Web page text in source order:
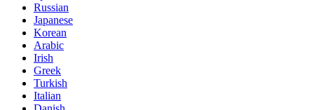
Russian
Japanese
Korean
Arabic
Irish
Greek
Turkish
Italian